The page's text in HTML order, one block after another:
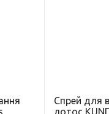
Спрей для